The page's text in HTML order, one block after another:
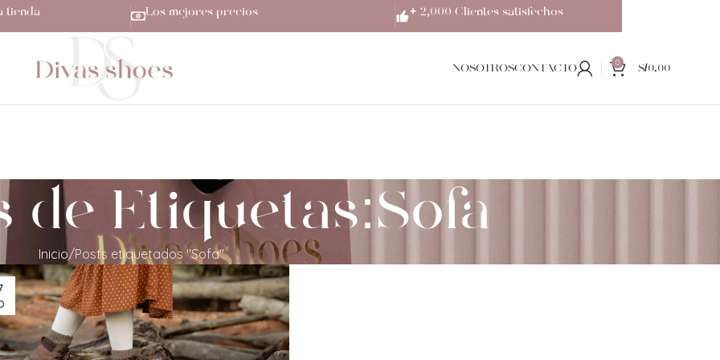
NOSOTROSCONTACTO 0 S/0.00
de Etiquetas:Sofa
Inicio Posts etiquetados "Sofa"
tienda Los mejores precios + 2,000 Clientes satisfechos